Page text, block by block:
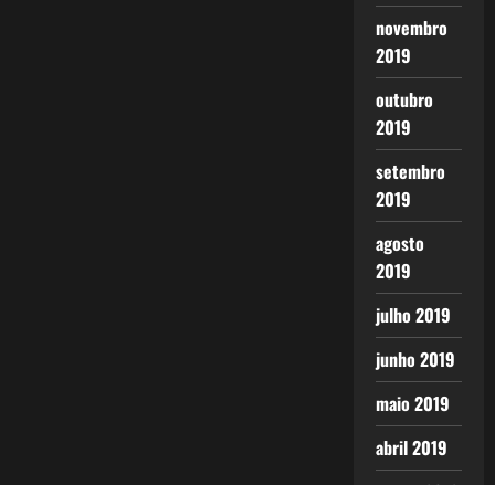
novembro
2019
outubro
2019
setembro
2019
agosto
2019
julho 2019
junho 2019
maio 2019
abril 2019